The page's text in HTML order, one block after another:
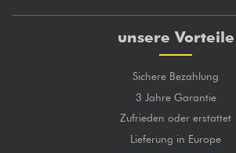
unsere Vorteile
Sichere Bezahlung
3 Jahre Garantie
Zufrieden oder erstattet
Lieferung in Europe